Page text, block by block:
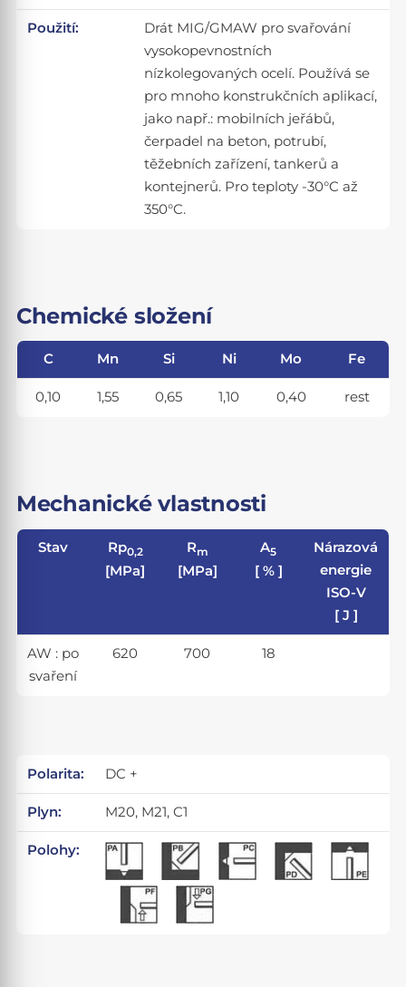
Použití:
Drát MIG/GMAW pro svařování
vysokopevnostních
nízkolegovaných ocelí. Používá se
pro mnoho konstrukčních aplikací,
jako např.: mobilních jeřábů,
čerpadel na beton, potrubí,
těžebních zařízení, tankerů a
kontejnerů. Pro teploty -30°C až
350°C.
Chemické složení
C Mn Si Ni Mo Fe
0,10 1,55 0,65 1,10 0,40 rest
Mechanické vlastnosti
Stav Rp0,2
[MPa]
Rm
[MPa]
A5
[ % ]
Nárazová
energie
ISO-V
[ J ]
AW : po
svaření
620 700 18
Polarita: DC +
Plyn: M20, M21, C1
Polohy: